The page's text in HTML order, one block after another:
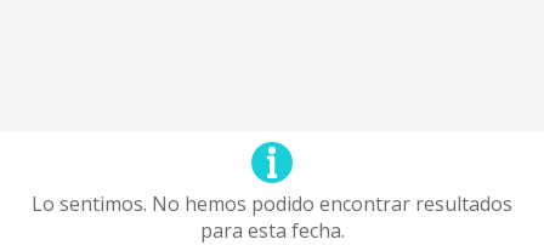
Lo sentimos. No hemos podido encontrar resultados
para esta fecha.